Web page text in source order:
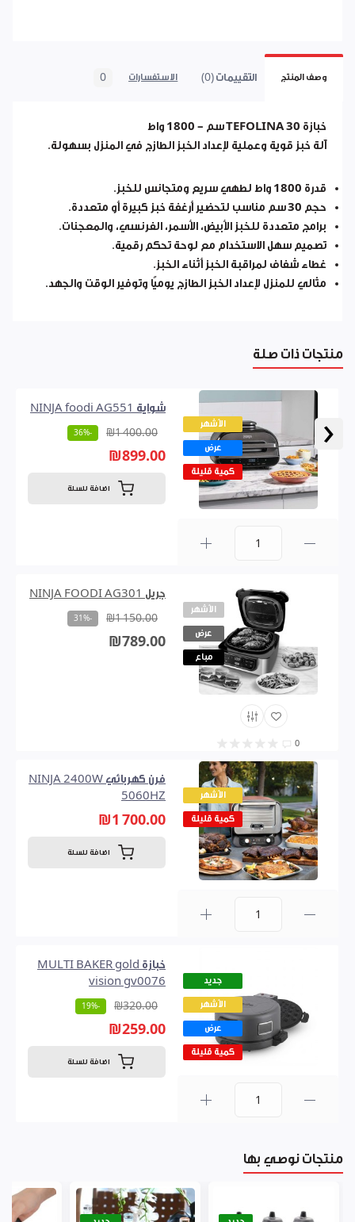
‹
وصف المنتج التقييمات (0) الاستفسارات 0
خبازة TEFOLINA 30 سم – 1800 واط
آلة خبز قوية وعملية لإعداد الخبز الطازج في المنزل بسهولة.
قدرة 1800 واط
لطهي سريع ومتجانس للخبز.
حجم 30 سم
مناسب لتحضير أرغفة خبز كبيرة أو متعددة.
برامج متعددة للخبز الأبيض، الأسمر، الفرنسي، والمعجنات.
تصميم سهل الاستخدام مع لوحة تحكم رقمية.
غطاء شفاف لمراقبة الخبز أثناء الخبز.
مثالي للمنزل لإعداد الخبز الطازج يوميًا وتوفير الوقت والجهد.
منتجات ذات صلة
الأشهر
عرض
كمية قليلة
شواية NINJA foodi AG551
₪1 400.00
-36%
₪899.00
اضافة للسلة
الأشهر
عرض
مباع
0
جريل NINJA FOODI AG301
₪1 150.00
-31%
₪789.00
الأشهر
كمية قليلة
فرن كهربائي NINJA 2400W
5060HZ
₪1 700.00
اضافة للسلة
جديد
الأشهر
عرض
كمية قليلة
خبازة MULTI BAKER gold
vision gv0076
₪320.00
-19%
₪259.00
اضافة للسلة
منتجات نوصي بها